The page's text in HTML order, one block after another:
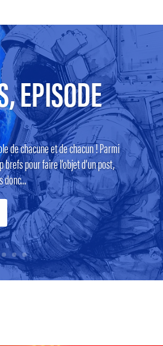
EPISODE
de chacune et de chacun ! Parmi
pour faire l’objet d’un post,
donc...